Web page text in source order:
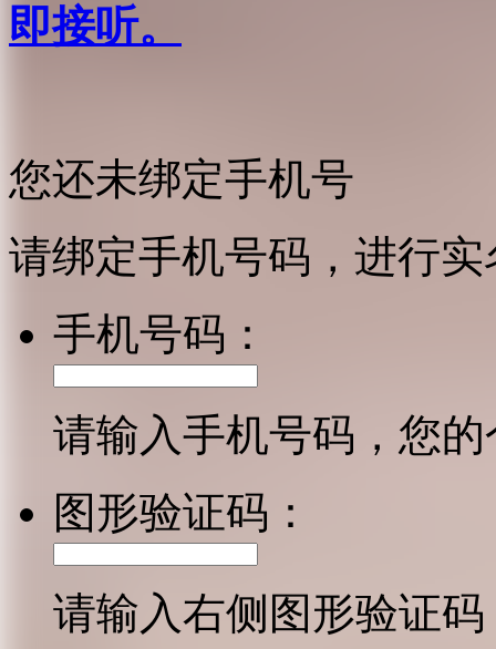
即接听。
您还未绑定手机号
请绑定手机号码，进行
手机号码：
请输入手机号码，您
图形验证码：
请输入右侧图形验证码